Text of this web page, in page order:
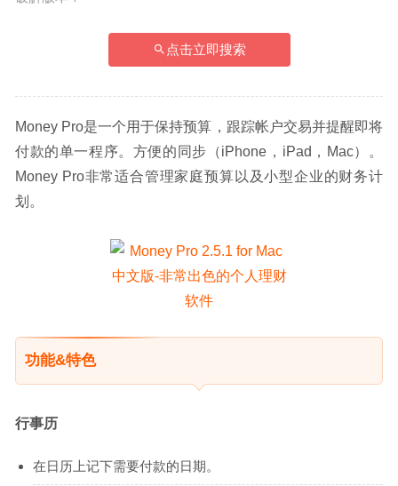
点击立即搜索
Money Pro是一个用于保持预算，跟踪帐户交易并提醒即将
付款的单一程序。方便的同步（iPhone，iPad，Mac）。
Money Pro非常适合管理家庭预算以及小型企业的财务计
划。
功能&特色
行事历
在日历上记下需要付款的日期。